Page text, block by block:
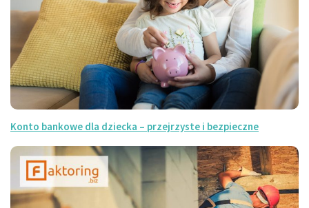
Konto bankowe dla dziecka – przejrzyste i bezpieczne